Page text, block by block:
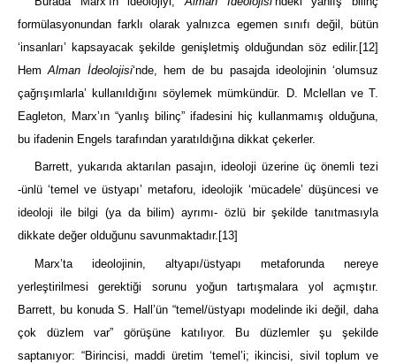
formülasyonundan farklı olarak yalnızca egemen sınıfı değil, bütün
‘insanları’ kapsayacak şekilde genişletmiş olduğundan söz edilir. [12]
HemAlman İdeolojisi‘nde, hem de bu pasajda ideolojinin ‘olumsuz
çağrışımlarla’ kullanıldığını söylemek mümkündür. D. Mclellan ve T.
Eagleton, Marx’ın “yanlış bilinç” ifadesini hiç kullanmamış olduğuna,
bu ifadenin Engels tarafından yaratıldığına dikkat çekerler.
Barrett, yukarıda aktarılan pasajın, ideoloji üzerine üç önemli tezi
-ünlü ‘temel ve üstyapı’ metaforu, ideolojik ‘mücadele’ düşüncesi ve
ideoloji ile bilgi (ya da bilim) ayrımı- özlü bir şekilde tanıtmasıyla
dikkate değer olduğunu savunmaktadır. [13]
Marx’ta ideolojinin, altyapı/üstyapı metaforunda nereye
yerleştirilmesi gerektiği sorunu yoğun tartışmalara yol açmıştır.
Barrett, bu konuda S. Hall’ün “temel/üstyapı modelinde iki değil, daha
çok düzlem var” görüşüne katılıyor. Bu düzlemler şu şekilde
saptanıyor: “Birincisi, maddi üretim ‘temel’i; ikincisi, sivil toplum ve